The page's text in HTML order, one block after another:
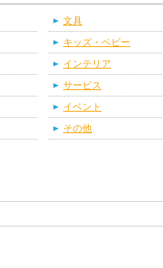
文具
キッズ・ベビー
インテリア
サービス
イベント
その他